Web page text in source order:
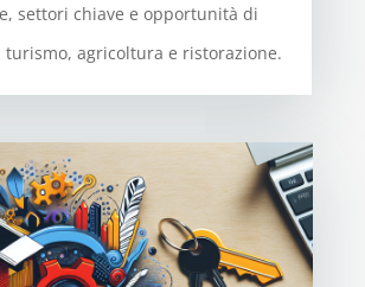
settori chiave e opportunità di
turismo, agricoltura e ristorazione.